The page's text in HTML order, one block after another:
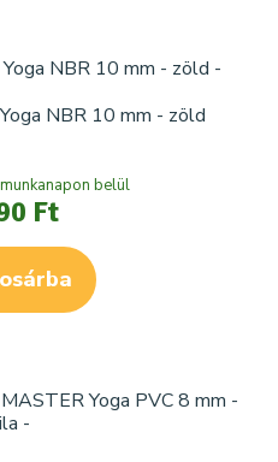
NBR 10 mm - zöld
belül
Ft